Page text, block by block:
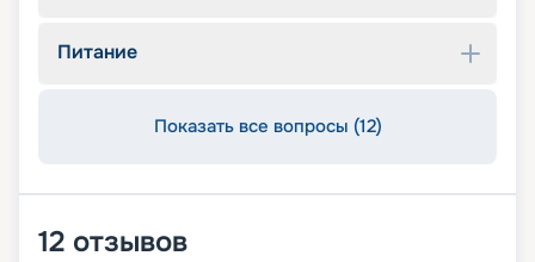
Питание
Показать все вопросы (12)
12 отзывов